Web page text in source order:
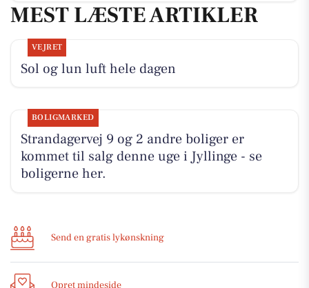
MEST LÆSTE ARTIKLER
VEJRET
Sol og lun luft hele dagen
BOLIGMARKED
Strandagervej 9 og 2 andre boliger er
kommet til salg denne uge i Jyllinge - se
boligerne her.
Send en gratis lykønskning
Opret mindeside